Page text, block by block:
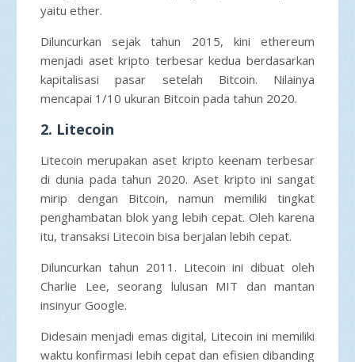
yaitu ether.
Diluncurkan sejak tahun 2015, kini ethereum
menjadi aset kripto terbesar kedua berdasarkan
kapitalisasi pasar setelah Bitcoin. Nilainya
mencapai 1/10 ukuran Bitcoin pada tahun 2020.
2. Litecoin
Litecoin merupakan aset kripto keenam terbesar
di dunia pada tahun 2020. Aset kripto ini sangat
mirip dengan Bitcoin, namun memiliki tingkat
penghambatan blok yang lebih cepat. Oleh karena
itu, transaksi Litecoin bisa berjalan lebih cepat.
Diluncurkan tahun 2011. Litecoin ini dibuat oleh
Charlie Lee, seorang lulusan MIT dan mantan
insinyur Google.
Didesain menjadi emas digital, Litecoin ini memiliki
waktu konfirmasi lebih cepat dan efisien dibanding